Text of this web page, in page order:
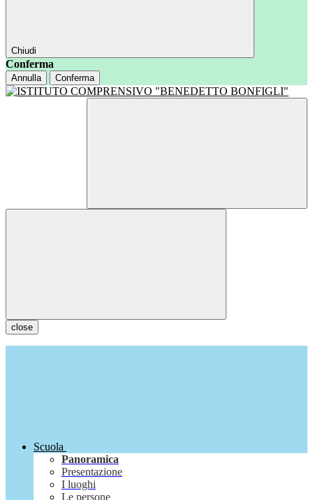
Chiudi
Conferma
Annulla Conferma
close
Scuola
Panoramica
Presentazione
I luoghi
Le persone